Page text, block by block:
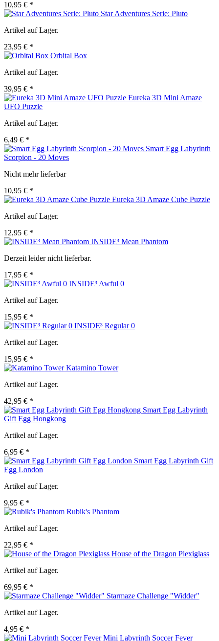
10,95 € *
Star Adventures Serie: Pluto
Artikel auf Lager.
23,95 € *
Orbital Box
Artikel auf Lager.
39,95 € *
Eureka 3D Mini Amaze
UFO Puzzle
Artikel auf Lager.
6,49 € *
Smart Egg Labyrinth
Scorpion - 20 Moves
Nicht mehr lieferbar
10,95 € *
Eureka 3D Amaze Cube Puzzle
Artikel auf Lager.
12,95 € *
INSIDE³ Mean Phantom
Derzeit leider nicht lieferbar.
17,95 € *
INSIDE³ Awful 0
Artikel auf Lager.
15,95 € *
INSIDE³ Regular 0
Artikel auf Lager.
15,95 € *
Katamino Tower
Artikel auf Lager.
42,95 € *
Smart Egg Labyrinth
Gift Egg Hongkong
Artikel auf Lager.
6,95 € *
Smart Egg Labyrinth Gift
Egg London
Artikel auf Lager.
9,95 € *
Rubik's Phantom
Artikel auf Lager.
22,95 € *
House of the Dragon Plexiglass
Artikel auf Lager.
69,95 € *
Starmaze Challenge "Widder"
Artikel auf Lager.
4,95 € *
Mini Labyrinth Soccer Fever